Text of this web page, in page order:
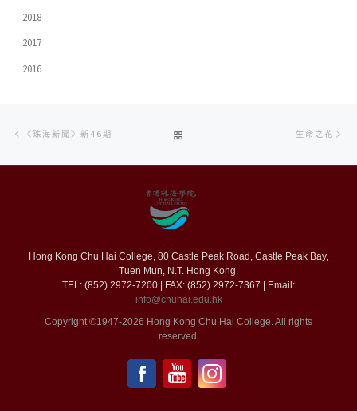
2018
2017
2016
Post
navigation
Previous
《珠海新聞》新46期
TO
POST
生命之花
Hong Kong Chu Hai College, 80 Castle Peak Road, Castle Peak Bay,
Tuen Mun, N.T. Hong Kong.
TEL: (852) 2972-7200 | FAX: (852) 2972-7367 | Email:
info@chuhai.edu.hk
Copyright ©1947-2026 Hong Kong Chu Hai College. All rights
reserved.